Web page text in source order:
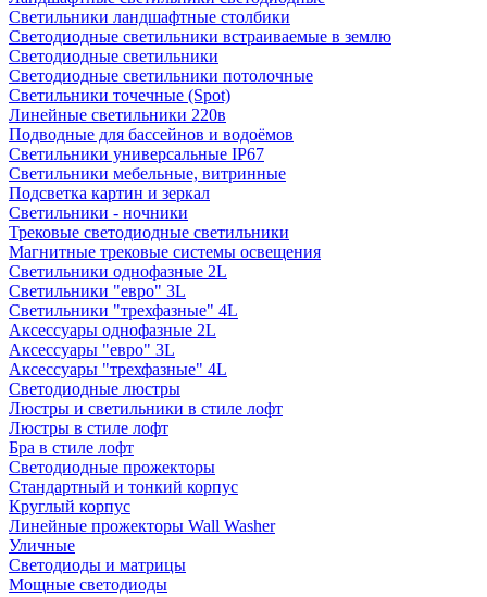
Светильники ландшафтные столбики
Светодиодные светильники встраиваемые в землю
Светодиодные светильники
Светодиодные светильники потолочные
Светильники точечные (Spot)
Линейные светильники 220в
Подводные для бассейнов и водоёмов
Светильники универсальные IP67
Светильники мебельные, витринные
Подсветка картин и зеркал
Светильники - ночники
Трековые светодиодные светильники
Магнитные трековые системы освещения
Светильники однофазные 2L
Светильники "евро" 3L
Светильники "трехфазные" 4L
Аксессуары однофазные 2L
Аксессуары "евро" 3L
Аксессуары "трехфазные" 4L
Светодиодные люстры
Люстры и светильники в стиле лофт
Люстры в стиле лофт
Бра в стиле лофт
Светодиодные прожекторы
Стандартный и тонкий корпус
Круглый корпус
Линейные прожекторы Wall Washer
Уличные
Светодиоды и матрицы
Мощные светодиоды